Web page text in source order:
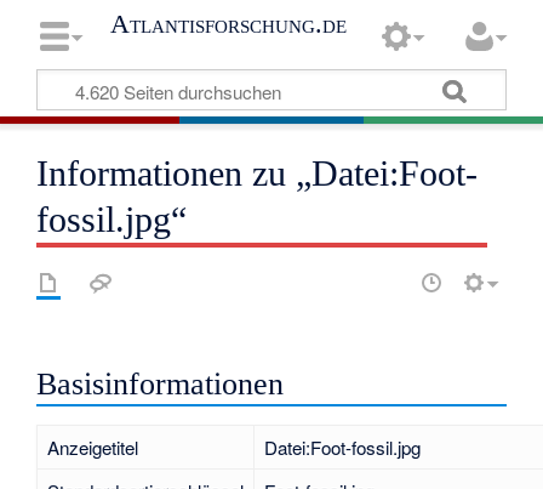
Atlantisforschung.de
Informationen zu „Datei:Foot-
fossil.jpg“
Basisinformationen
Anzeigetitel
Datei:Foot-fossil.jpg